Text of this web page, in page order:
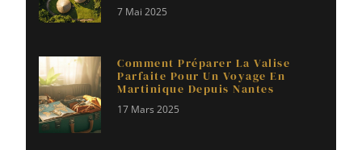
7 Mai 2025
Comment Préparer La Valise
Parfaite Pour Un Voyage En
Martinique Depuis Nantes
17 Mars 2025